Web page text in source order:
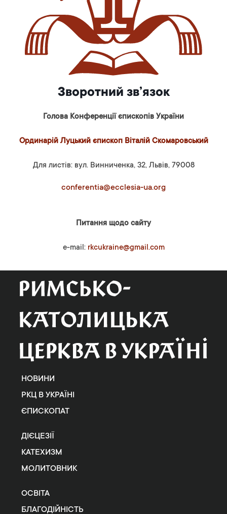
Зворотний зв’язок
Голова Конференції єпископів України
Ординарій Луцький єпископ Віталій Скомаровський
Для листів: вул. Винниченка, 32, Львів, 79008
conferentia@ecclesia-ua.org
Питання щодо сайту
e-mail: rkcukraine@gmail.com
НОВИНИ
РКЦ В УКРАЇНІ
ЄПИСКОПАТ
ДІЄЦЕЗІЇ
КАТЕХИЗМ
МОЛИТОВНИК
ОСВІТА
БЛАГОДІЙНІСТЬ